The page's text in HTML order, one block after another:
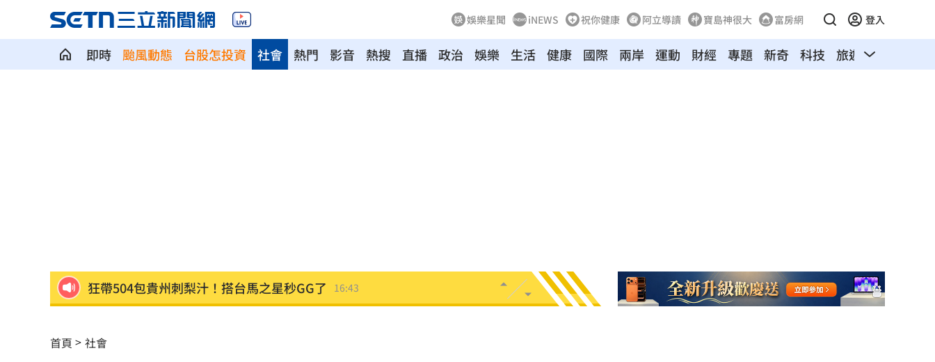
娛樂星聞 iNEWS 祝你健康 阿立導讀 寶島神很大 富房網 登入
即時 颱風動態 台股怎投資 熱門 影音 熱搜 直播 政治
社會 娛樂 生活 健康 國際 兩岸 運動 財經 專題 新奇 科技 旅遊 汽車
狂帶504包貴州刺梨汁！搭台馬之星秒GG了 16:43
AIRism不涼不是錯覺！店員看1數字揭真相
首頁 社會